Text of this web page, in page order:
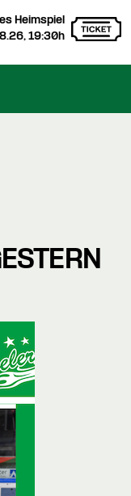
Heimspiel
19:30h